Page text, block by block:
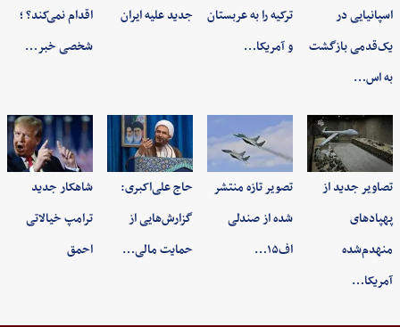
اسپانیایی در
یک‌قدمی بازگشت
به اس…
ترکیه را به عربستان
و آمریکا…
جدید علیه ایران
اقدام نمی‌کند؟ ؛
شخصی خبر…
تصاویر جدید از
پهپادهای
منهدم‌شده
آمریکا…
تصویر تازه منتشر
شده از صندلی
اف۱۵…
حاج علی‌اکبری:
گزارش‌هایی از
حمایت مالی…
شاهکار جدید
ترامپ خیالاتی
احمق